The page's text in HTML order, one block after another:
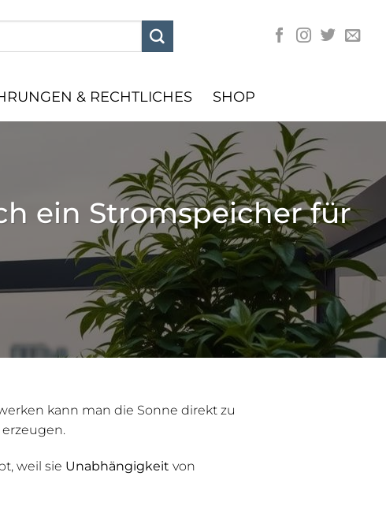
& RECHTLICHES SHOP
ein Stromspeicher für
kann man die Sonne direkt zu
weil sie Unabhängigkeit von